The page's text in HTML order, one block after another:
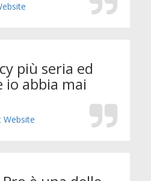
più seria ed
io abbia mai
Website